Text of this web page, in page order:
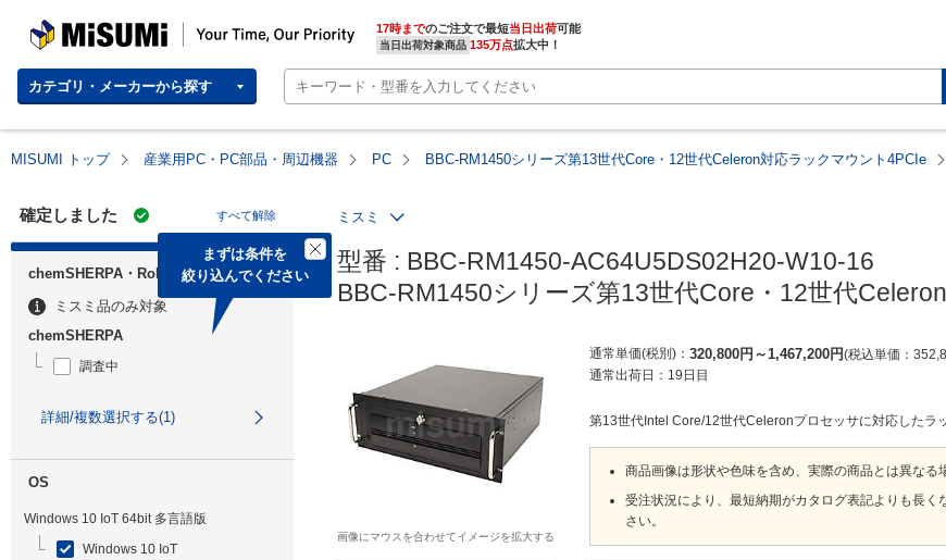
MISUMI | Your Time, Our Priority 17時までのご注文で最短当日出荷
当日出荷対象商品 135万点拡大中！
カテゴリ・メーカーから探す
MISUMI トップ 産業用PC・PC部品・周辺機器 PC BBC-RM1450シリーズ第13世代Core・12世代Celeron対応ラックマウント4PCIe
確定しました すべて解除
まずは条件を
絞り込んでください
chemSHERPA・RoHS
ミスミ品のみ対象
chemSHERPA
調査中
詳細/複数選択する(1)
OS
Windows 10 IoT 64bit 多言語版
Windows 10 IoT
ミスミ
型番 : BBC-RM1450-AC64U5DS02H20-W10-16
BBC-RM1450シリーズ第13世代Core・12世代
画像にマウスを合わせてイメージを拡大する
通常単価(税別) 320,800円 ～1,467,200円 税込単価
通常出荷日： 19日目
第13世代Intel Core/12世代Celeronプロセッサに対応したラ
商品画像は形状や色味を含め、実際の商品とは異なる
受注状況により、最短納期がカタログ表記よりも長
さい。